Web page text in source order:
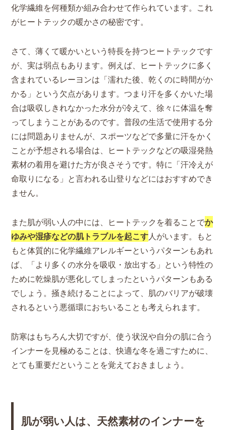
化学繊維を何種類か組み合わせて作られています。これ
がヒートテックの暖かさの秘密です。
さて、薄くて暖かいという特長を持つヒートテックです
が、実は弱点もあります。例えば、ヒートテックに多く
含まれているレーヨンは「濡れた後、乾くのに時間がか
かる」という欠点があります。つまり汗を多くかいた場
合は吸収しきれなかった水分が冷えて、徐々に体温を奪
ってしまうことがあるのです。普段の生活で使用する分
には問題ありませんが、スポーツなどで多量に汗をかく
ことが予想される場合は、ヒートテックなどの吸湿発熱
素材の着用を避けた方が良さそうです。特に「汗冷えが
命取りになる」と言われる山登りなどにはおすすめでき
ません。
また肌が弱い人の中には、ヒートテックを着ることでか
ゆみや湿疹などの肌トラブルを起こす人がいます。もと
もと体質的に化学繊維アレルギーというパターンもあれ
ば、「より多くの水分を吸収・放出する」という特性の
ために乾燥肌が悪化してしまったというパターンもある
でしょう。掻き続けることによって、肌のバリアが破壊
されるという悪循環におちいることも考えられます。
防寒はもちろん大切ですが、使う状況や自分の肌に合う
インナーを見極めることは、快適な冬を過ごすために、
とても重要だということを覚えておきましょう。
肌が弱い人は、天然素材のインナーを